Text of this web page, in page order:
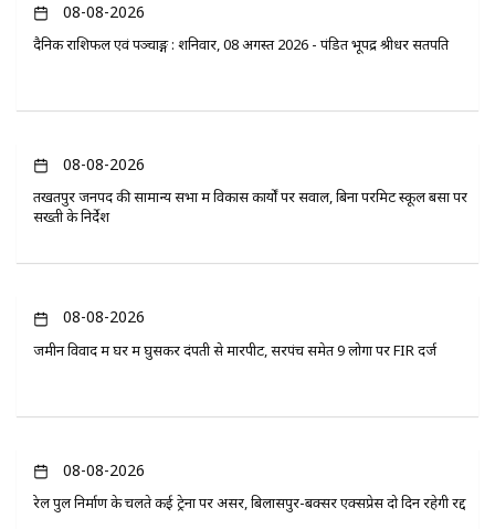
08-08-2026
दैनिक राशिफल एवं पञ्चाङ्ग : शनिवार, 08 अगस्त 2026 - पंडित भूपेंद्र श्रीधर सतपति
08-08-2026
तखतपुर जनपद की सामान्य सभा में विकास कार्यों पर सवाल, बिना परमिट स्कूल बसों पर
सख्ती के निर्देश
08-08-2026
जमीन विवाद में घर में घुसकर दंपती से मारपीट, सरपंच समेत 9 लोगों पर FIR दर्ज
08-08-2026
रेल पुल निर्माण के चलते कई ट्रेनों पर असर, बिलासपुर-बक्सर एक्सप्रेस दो दिन रहेगी रद्द